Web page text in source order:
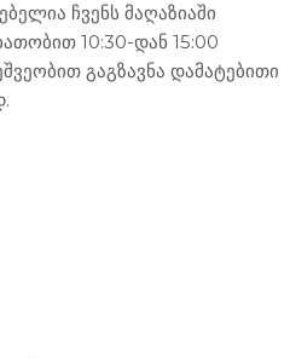
ჩვენს მაღაზიაში
10:30-დან 15:00
გაგზავნა დამატებითი